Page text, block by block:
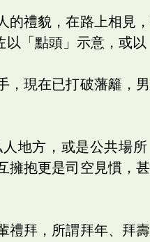
的禮貌，在路上相見
「點頭」示意，或以
，現在已打破藩籬，
地方，或是公共場
抱更是司空見慣，甚
禮拜，所謂拜年、拜